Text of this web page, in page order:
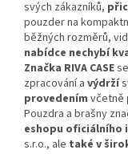
svých zákazníků,
pouzder na
běžných rozměrů,
nabídce nechybí
Značka RIVA CASE
zpracování a výdrží
provedením včetně
Pouzdra a brašny
eshopu oficiálního
s.r.o., ale také v